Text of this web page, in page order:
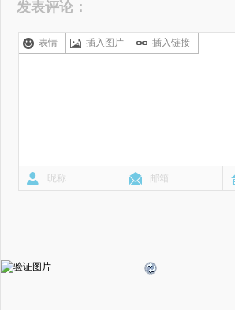
发表评论：
表情 插入图片 插入链接